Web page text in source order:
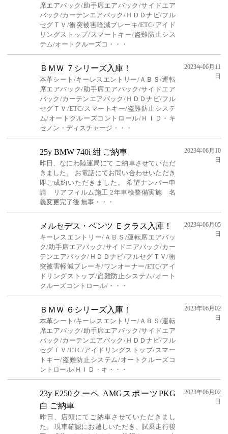
席エアバック/助手席エアバック/サイドエア
バック/カーテンエアバック/ＨＤＤナビ/フル
セグＴＶ/衝突被害軽減ブレーキ/ETC/アイド
リングストップ/スマートキー/盗難防止シス
テム/オートクルーズコ・・・
ＢＭＷ ７シリーズ入庫！
本革シート/キーレスエントリー/ＡＢＳ/運転
席エアバック/助手席エアバック/サイドエア
バック/カーテンエアバック/ＨＤＤナビ/フル
セグＴＶ/ETC/スマートキー/盗難防止システ
ム/オートクルーズコントロール/ＨＩＤ・キ
セノン・ディスチャージ・・・
2023年06月11
日
25y BMW 740i 紺 ご納車
昨日、なにわ陸運局にて ご納車させていただ
きました。 お電話にてお問い合わせいただき
即ご成約いただきました。 希望ナンバー申
請 リアフィルム施工 2年車検整備実施 名
義変更完了後 無事・・・
2023年06月10
日
メルセデス・ベンツ Ｅクラス入庫！
キーレスエントリー/ＡＢＳ/運転席エアバッ
ク/助手席エアバック/サイドエアバック/カー
テンエアバック/ＨＤＤナビ/フルセグＴＶ/衝
突被害軽減ブレーキ/ワンオーナー/ETC/アイ
ドリングストップ/盗難防止システム/オート
クルーズコントロール/・・・
2023年06月05
日
ＢＭＷ ６シリーズ入庫！
本革シート/キーレスエントリー/ＡＢＳ/運転
席エアバック/助手席エアバック/サイドエア
バック/カーテンエアバック/ＨＤＤナビ/フル
セグＴＶ/ETC/アイドリングストップ/スマー
トキー/盗難防止システム/オートクルーズコ
ントロール/ＨＩＤ・キ・・・
2023年06月02
日
23y E250クーペ AMGスポーツPKG
白 ご納車
昨日、店頭にてご納車させていただきまし
た。 現車確認にお越しいただき、試乗走行後
2023年06月02
日